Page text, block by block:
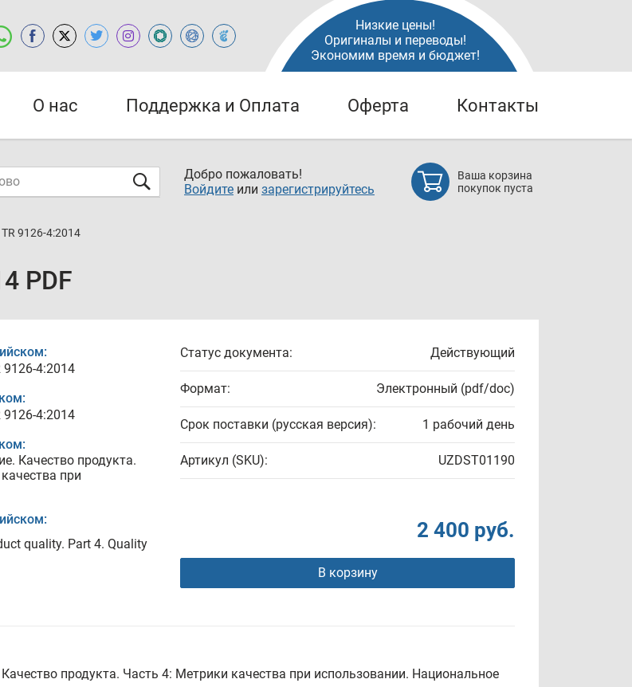
Низкие цены!
Оригиналы и переводы!
Экономим время и бюджет!
О нас Поддержка и Оплата Оферта Контакты
Добро пожаловать!
Войдите или зарегистрируйтесь
Ваша корзина
покупок пуста
TR 9126-4:2014
PDF
9126-4:2014
9126-4:2014
Качество продукта.
при
quality. Part 4. Quality
Статус документа: Действующий
Формат: Электронный (pdf/doc)
Срок поставки (русская версия): 1 рабочий день
Артикул (SKU): UZDST01190
2 400 руб.
В корзину
продукта. Часть 4: Метрики качества при использовании. Национальное